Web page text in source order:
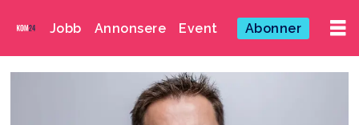
Jobb Annonsere Event Abonner